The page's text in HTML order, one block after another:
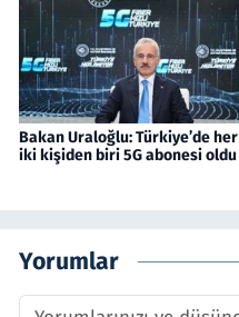
Bakan Uraloğlu: Türkiye’de her
iki kişiden biri 5G abonesi oldu
Yorumlar